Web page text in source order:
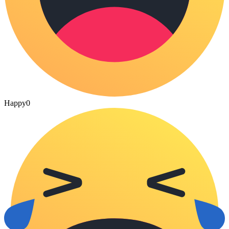
Happy0